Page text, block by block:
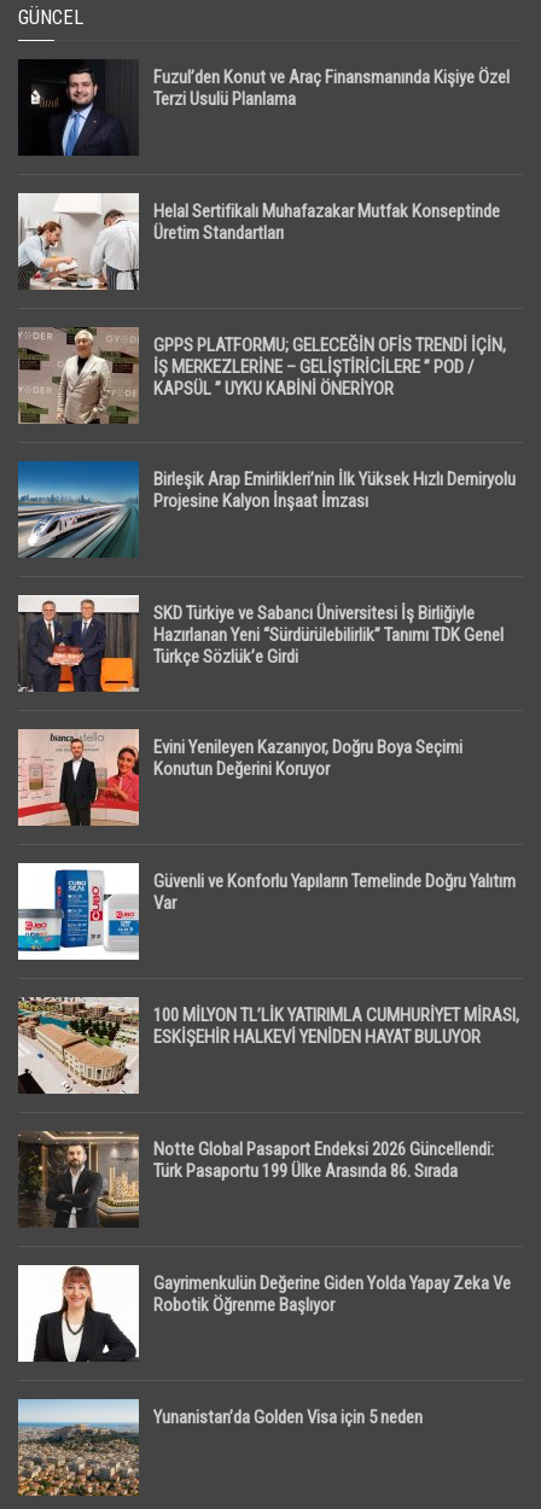
GÜNCEL
Fuzul’den Konut ve Araç Finansmanında Kişiye Özel
Terzi Usulü Planlama
Helal Sertifikalı Muhafazakar Mutfak Konseptinde
Üretim Standartları
GPPS PLATFORMU; GELECEĞİN OFİS TRENDİ İÇİN,
İŞ MERKEZLERİNE – GELİŞTİRİCİLERE ” POD /
KAPSÜL ” UYKU KABİNİ ÖNERİYOR
Birleşik Arap Emirlikleri’nin İlk Yüksek Hızlı Demiryolu
Projesine Kalyon İnşaat İmzası
SKD Türkiye ve Sabancı Üniversitesi İş Birliğiyle
Hazırlanan Yeni “Sürdürülebilirlik” Tanımı TDK Genel
Türkçe Sözlük’e Girdi
Evini Yenileyen Kazanıyor, Doğru Boya Seçimi
Konutun Değerini Koruyor
Güvenli ve Konforlu Yapıların Temelinde Doğru Yalıtım
Var
100 MİLYON TL’LİK YATIRIMLA CUMHURİYET MİRASI,
ESKİŞEHİR HALKEVİ YENİDEN HAYAT BULUYOR
Notte Global Pasaport Endeksi 2026 Güncellendi:
Türk Pasaportu 199 Ülke Arasında 86. Sırada
Gayrimenkulün Değerine Giden Yolda Yapay Zeka Ve
Robotik Öğrenme Başlıyor
Yunanistan’da Golden Visa için 5 neden